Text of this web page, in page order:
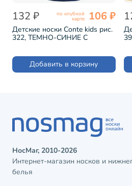
132 ₽ по клубной
карте 106 ₽
Детские носки Conte kids рис.
322, ТЕМНО-СИНИЕ С
Добавить в корзину
НосМаг, 2010-2026
Интернет-магазин носков и
белья